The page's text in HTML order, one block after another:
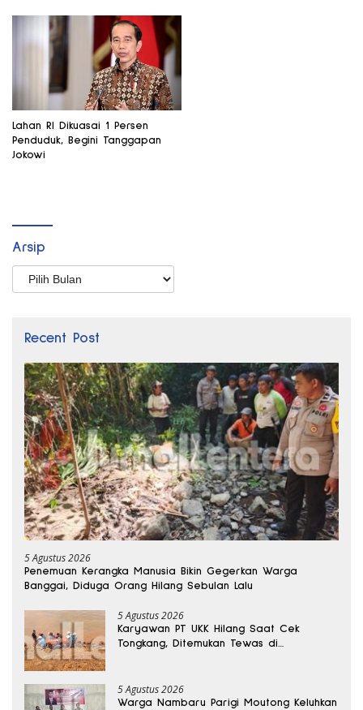
Lahan RI Dikuasai 1 Persen
Penduduk, Begini Tanggapan
Jokowi
Arsip
Arsip
Recent Post
5 Agustus 2026
Penemuan Kerangka Manusia Bikin Gegerkan Warga
Banggai, Diduga Orang Hilang Sebulan Lalu
5 Agustus 2026
Karyawan PT UKK Hilang Saat Cek
Tongkang, Ditemukan Tewas di
5 Agustus 2026
Warga Nambaru Parigi Moutong Keluhkan